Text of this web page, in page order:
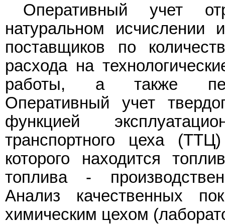
Оперативный учет
натуральном исчислении
поставщиков по
расхода на
работы, а также
Оперативный учет
функцией
транспортного цеха
которого находится
топлива -
Анализ качественных
химическим цехом